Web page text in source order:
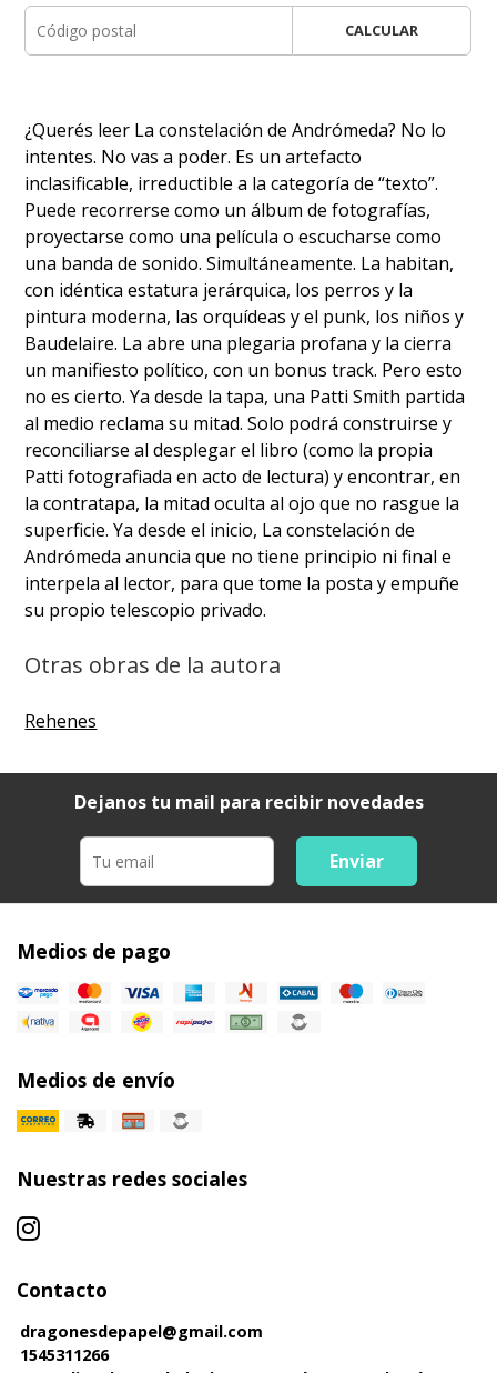
CALCULAR
¿Querés leer La constelación de Andrómeda? No lo
intentes. No vas a poder. Es un artefacto
inclasificable, irreductible a la categoría de “texto”.
Puede recorrerse como un álbum de fotografías,
proyectarse como una película o escucharse como
una banda de sonido. Simultáneamente. La habitan,
con idéntica estatura jerárquica, los perros y la
pintura moderna, las orquídeas y el punk, los niños y
Baudelaire. La abre una plegaria profana y la cierra
un manifiesto político, con un bonus track. Pero esto
no es cierto. Ya desde la tapa, una Patti Smith partida
al medio reclama su mitad. Solo podrá construirse y
reconciliarse al desplegar el libro (como la propia
Patti fotografiada en acto de lectura) y encontrar, en
la contratapa, la mitad oculta al ojo que no rasgue la
superficie. Ya desde el inicio, La constelación de
Andrómeda anuncia que no tiene principio ni final e
interpela al lector, para que tome la posta y empuñe
su propio telescopio privado.
Otras obras de la autora
Rehenes
Dejanos tu mail para recibir novedades
Enviar
Medios de pago
Medios de envío
Nuestras redes sociales
Contacto
dragonesdepapel@gmail.com
1545311266